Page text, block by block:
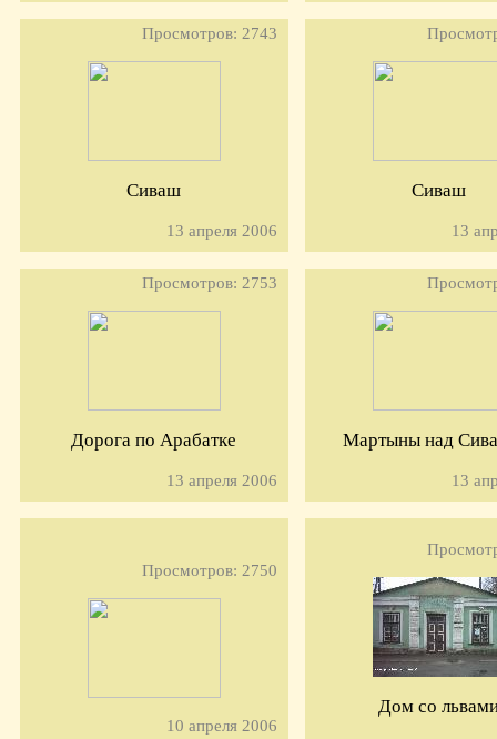
Просмотров: 2743
Сиваш
13 апреля 2006
Сиваш
13
Просмотров: 2753
Дорога по Арабатке
13 апреля 2006
Мартыны над
13
Просмотров: 2750
10 апреля 2006
Дом со